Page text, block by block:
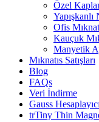
Özel
Yapışkanlı
Ofis
Kauçuk
Manyetik
Mıknatıs Satışları
Blog
FAQs
Veri İndirme
Gauss Hesaplayıcı
trTiny Thin